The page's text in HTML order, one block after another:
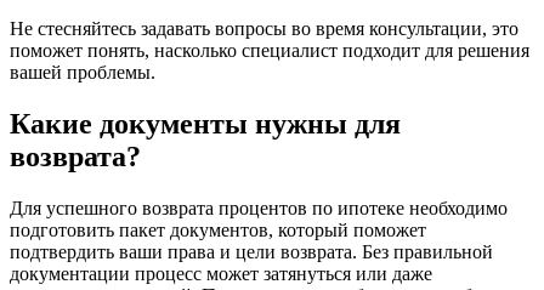
Не стесняйтесь задавать вопросы во время консультации, это
поможет понять, насколько специалист подходит для решения
вашей проблемы.
Какие документы нужны для
возврата?
Для успешного возврата процентов по ипотеке необходимо
подготовить пакет документов, который поможет
подтвердить ваши права и цели возврата. Без правильной
документации процесс может затянуться или даже